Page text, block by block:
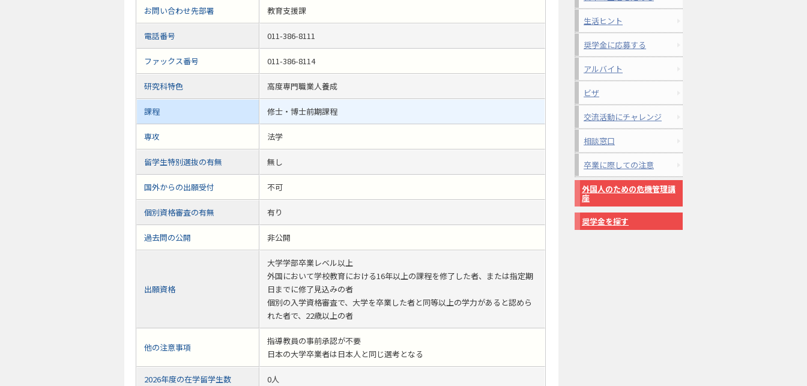
お問い合わせ先部署 教育支援課
電話番号 011-386-8111
ファックス番号 011-386-8114
研究科特色 高度専門職業人養成
課程 修士・博士前期課程
専攻 法学
留学生特別選抜の有無 無し
国外からの出願受付 不可
個別資格審査の有無 有り
過去問の公開 非公開
出願資格
大学学部卒業レベル以上
外国において学校教育における16年以上の課程を修了した者、または指定期
日までに修了見込みの者
個別の入学資格審査で、大学を卒業した者と同等以上の学力があると認めら
れた者で、22歳以上の者
他の注意事項
指導教員の事前承認が不要
日本の大学卒業者は日本人と同じ選考となる
2026年度の在学留学生数 0人
生活ヒント
奨学金に応募する
アルバイト
ビザ
交流活動にチャレンジ
相談窓口
卒業に際しての注意
外国人のための危機管理講
座
奨学金を探す